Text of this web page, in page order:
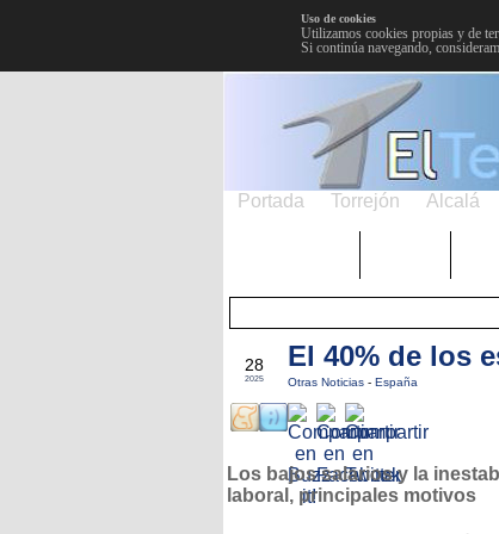
Uso de cookies
Utilizamos cookies propias y de
Si continúa navegando,
Portada Torrejón Alcalá
28
2025
El 40% de los
Otras Noticias - España
Los bajos salarios y la
laboral, principales motivos